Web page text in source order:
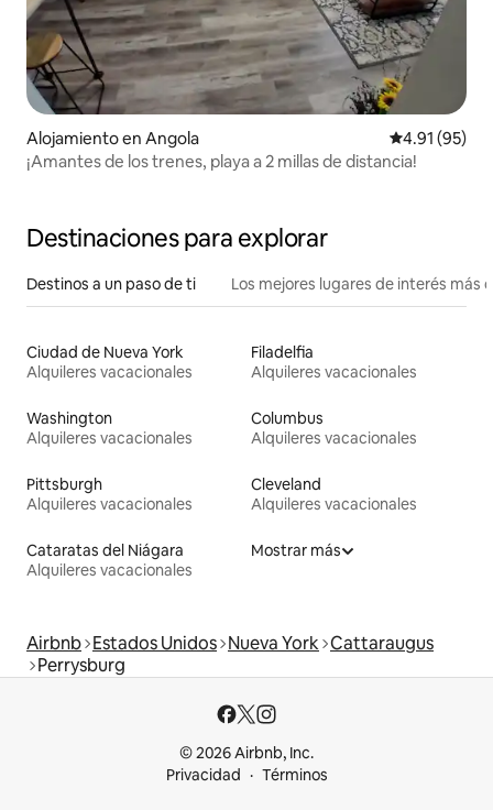
Alojamiento en Angola Calificación
4.91 (95)
¡Amantes de los trenes, playa a 2 millas de distancia!
Destinaciones para explorar
Destinos a un paso de ti Los mejores lugares de interés más
Ciudad de Nueva York
Alquileres vacacionales
Filadelfia
Alquileres vacacionales
Washington
Alquileres vacacionales
Columbus
Alquileres vacacionales
Pittsburgh
Alquileres vacacionales
Cleveland
Alquileres vacacionales
Cataratas del Niágara
Alquileres vacacionales
Mostrar más
Airbnb Estados Unidos Nueva York Cattaraugus
Perrysburg
© 2026 Airbnb, Inc.
Privacidad
Términos